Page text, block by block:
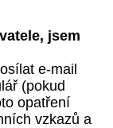
jsem
e-mail
(pokud
opatření
vzkazů a